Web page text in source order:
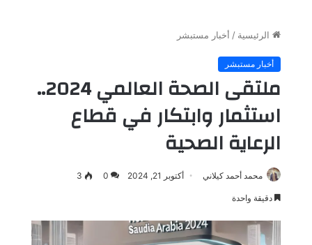
الرئيسية / أخبار مستبشر
أخبار مستبشر
ملتقى الصحة العالمي 2024..
استثمار وابتكار في قطاع
الرعاية الصحية
محمد أحمد كيلاني أكتوبر 21, 2024 0
3
دقيقة واحدة